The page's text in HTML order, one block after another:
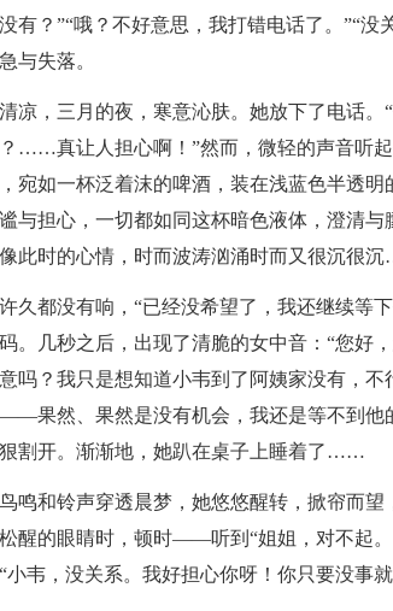
有？”“哦？不好意思，我打错电话了。”“
与失落。
凉，三月的夜，寒意沁肤。她放下了电话
……真让人担心啊！”然而，微轻的声音听
宛如一杯泛着沫的啤酒，装在浅蓝色半透
与担心，一切都如同这杯暗色液体，澄清
此时的心情，时而波涛汹涌时而又很沉很
久都没有响，“已经没希望了，我还继续
。几秒之后，出现了清脆的女中音：“您
吗？我只是想知道小韦到了阿姨家没有，不
果然、果然是没有机会，我还是等不到他
割开。渐渐地，她趴在桌子上睡着了……
鸣和铃声穿透晨梦，她悠悠醒转，掀帘而
醒的眼睛时，顿时——听到“姐姐，对不起
小韦，没关系。我好担心你呀！你只要没